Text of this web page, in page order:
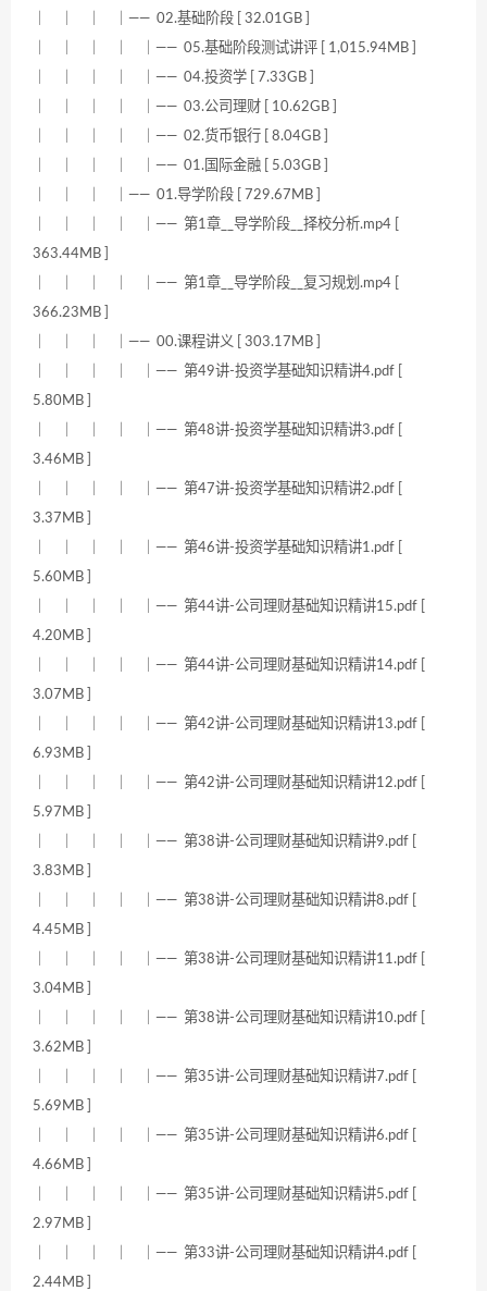
｜ ｜ ｜ ｜—— 02.基础阶段 [ 32.01GB ]
｜ ｜ ｜ ｜ ｜—— 05.基础阶段测试讲评 [ 1,015.94MB ]
｜ ｜ ｜ ｜ ｜—— 04.投资学 [ 7.33GB ]
｜ ｜ ｜ ｜ ｜—— 03.公司理财 [ 10.62GB ]
｜ ｜ ｜ ｜ ｜—— 02.货币银行 [ 8.04GB ]
｜ ｜ ｜ ｜ ｜—— 01.国际金融 [ 5.03GB ]
｜ ｜ ｜ ｜—— 01.导学阶段 [ 729.67MB ]
｜ ｜ ｜ ｜ ｜—— 第1章__导学阶段__择校分析.mp4 [
363.44MB ]
｜ ｜ ｜ ｜ ｜—— 第1章__导学阶段__复习规划.mp4 [
366.23MB ]
｜ ｜ ｜ ｜—— 00.课程讲义 [ 303.17MB ]
｜ ｜ ｜ ｜ ｜—— 第49讲-投资学基础知识精讲4.pdf [
5.80MB ]
｜ ｜ ｜ ｜ ｜—— 第48讲-投资学基础知识精讲3.pdf [
3.46MB ]
｜ ｜ ｜ ｜ ｜—— 第47讲-投资学基础知识精讲2.pdf [
3.37MB ]
｜ ｜ ｜ ｜ ｜—— 第46讲-投资学基础知识精讲1.pdf [
5.60MB ]
｜ ｜ ｜ ｜ ｜—— 第44讲-公司理财基础知识精讲15.pdf [
4.20MB ]
｜ ｜ ｜ ｜ ｜—— 第44讲-公司理财基础知识精讲14.pdf [
3.07MB ]
｜ ｜ ｜ ｜ ｜—— 第42讲-公司理财基础知识精讲13.pdf [
6.93MB ]
｜ ｜ ｜ ｜ ｜—— 第42讲-公司理财基础知识精讲12.pdf [
5.97MB ]
｜ ｜ ｜ ｜ ｜—— 第38讲-公司理财基础知识精讲9.pdf [
3.83MB ]
｜ ｜ ｜ ｜ ｜—— 第38讲-公司理财基础知识精讲8.pdf [
4.45MB ]
｜ ｜ ｜ ｜ ｜—— 第38讲-公司理财基础知识精讲11.pdf [
3.04MB ]
｜ ｜ ｜ ｜ ｜—— 第38讲-公司理财基础知识精讲10.pdf [
3.62MB ]
｜ ｜ ｜ ｜ ｜—— 第35讲-公司理财基础知识精讲7.pdf [
5.69MB ]
｜ ｜ ｜ ｜ ｜—— 第35讲-公司理财基础知识精讲6.pdf [
4.66MB ]
｜ ｜ ｜ ｜ ｜—— 第35讲-公司理财基础知识精讲5.pdf [
2.97MB ]
｜ ｜ ｜ ｜ ｜—— 第33讲-公司理财基础知识精讲4.pdf [
2.44MB ]